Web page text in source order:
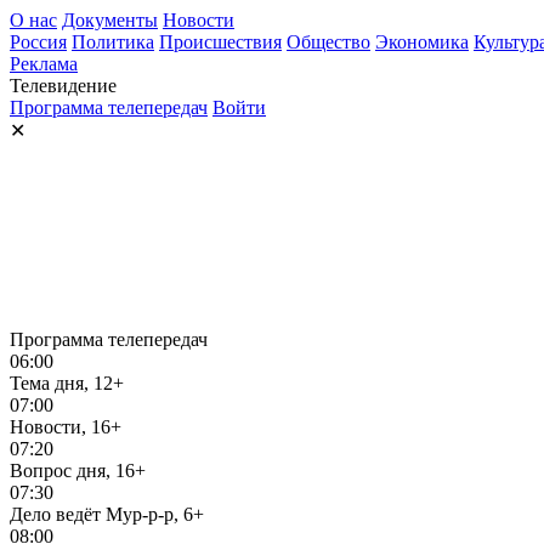
О нас Документы Новости
Россия Политика Происшествия Общество Экономика
Реклама
Телевидение
Программа телепередач Войти
✕
Программа телепередач
06:00
Тема дня, 12+
07:00
Новости, 16+
07:20
Вопрос дня, 16+
07:30
Дело ведёт Мур-р-р, 6+
08:00